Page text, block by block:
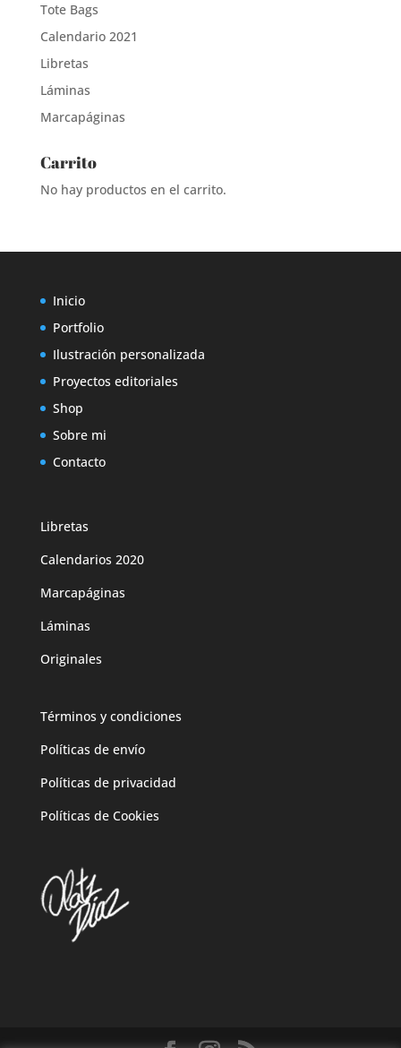
Tote Bags
Calendario 2021
Libretas
Láminas
Marcapáginas
Carrito
No hay productos en el carrito.
Inicio
Portfolio
Ilustración personalizada
Proyectos editoriales
Shop
Sobre mi
Contacto
Libretas
Calendarios 2020
Marcapáginas
Láminas
Originales
Términos y condiciones
Políticas de envío
Políticas de privacidad
Políticas de Cookies